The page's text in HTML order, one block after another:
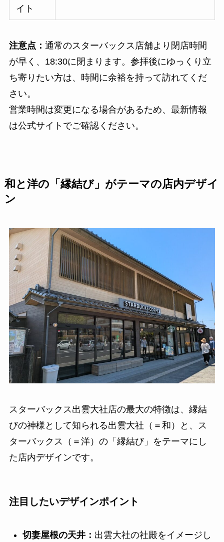
イト
注意点： 通常のスターバックス店舗より閉店時間
が早く、18:30に閉まります。参拝後にゆっくり立
ち寄りたい方は、時間に余裕を持って訪れてくだ
さい。
営業時間は変更になる場合があるため、最新情報
は公式サイトでご確認ください。
和と洋の「縁結び」がテーマの店内デザイ
ン
スターバックス出雲大社店の最大の特徴は、縁結
びの神様として知られる出雲大社（＝和）と、ス
ターバックス（＝洋）の「縁結び」をテーマにし
た店内デザインです。
注目したいデザインポイント
切妻屋根の天井： 出雲大社の社殿をイメージし